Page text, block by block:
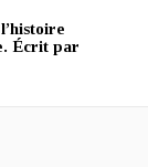
Écrit par